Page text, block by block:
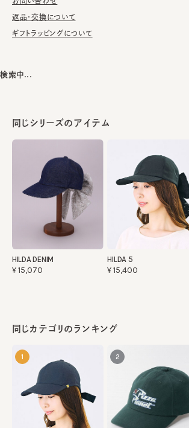
濯の際は単独手洗いで洗濯後、形を整え陰干し
※柄の出方は個体差があります。
生産国 made in JAPAN
返品・交換について
ギフトラッピングについて
同じシリーズのアイテム
HILDA DENIM
¥15,070
HILDA 5
¥15,400
同じカテゴリのランキング
1 2
検索中...